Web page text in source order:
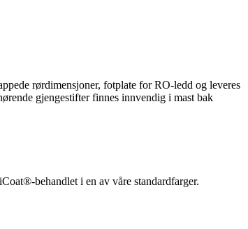
rørdimensjoner, fotplate for RO-ledd og leveres
gjengestifter finnes innvendig i mast bak
behandlet i en av våre standardfarger.